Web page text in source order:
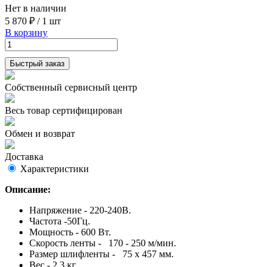
Нет в наличии
5 870 ₽ / 1 шт
В корзину
Быстрый заказ
Собственный сервисный центр
Весь товар сертифицирован
Обмен и возврат
Доставка
Характеристики
Описание:
Напряжение - 220-240В.
Частота -50Гц.
Мощность - 600 Вт.
Скорость ленты - 170 - 250 м/мин.
Размер шлифленты - 75 x 457 мм.